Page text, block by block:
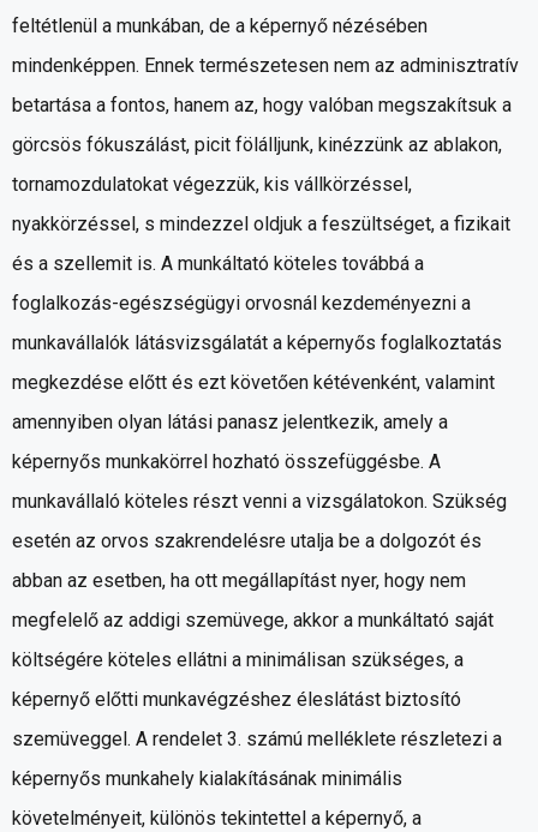
feltétlenül a munkában, de a képernyő nézésében
mindenképpen. Ennek természetesen nem az adminisztratív
betartása a fontos, hanem az, hogy valóban megszakítsuk a
görcsös fókuszálást, picit fölálljunk, kinézzünk az ablakon,
tornamozdulatokat végezzük, kis vállkörzéssel,
nyakkörzéssel, s mindezzel oldjuk a feszültséget, a fizikait
és a szellemit is. A munkáltató köteles továbbá a
foglalkozás-egészségügyi orvosnál kezdeményezni a
munkavállalók látásvizsgálatát a képernyős foglalkoztatás
megkezdése előtt és ezt követően kétévenként, valamint
amennyiben olyan látási panasz jelentkezik, amely a
képernyős munkakörrel hozható összefüggésbe. A
munkavállaló köteles részt venni a vizsgálatokon. Szükség
esetén az orvos szakrendelésre utalja be a dolgozót és
abban az esetben, ha ott megállapítást nyer, hogy nem
megfelelő az addigi szemüvege, akkor a munkáltató saját
költségére köteles ellátni a minimálisan szükséges, a
képernyő előtti munkavégzéshez éleslátást biztosító
szemüveggel. A rendelet 3. számú melléklete részletezi a
képernyős munkahely kialakításának minimális
követelményeit, különös tekintettel a képernyő, a